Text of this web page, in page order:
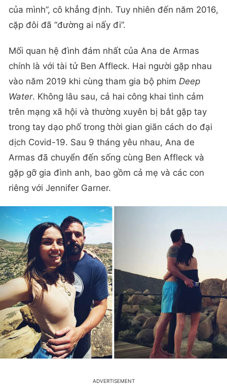
của mình”, cô khẳng định. Tuy nhiên đến năm 2016,
cặp đôi đã “đường ai nấy đi”.
Mối quan hệ đình đám nhất của Ana de Armas
chính là với tài tử Ben Affleck. Hai người gặp nhau
vào năm 2019 khi cùng tham gia bộ phim Deep
Water. Không lâu sau, cả hai công khai tình cảm
trên mạng xã hội và thường xuyên bị bắt gặp tay
trong tay dạo phố trong thời gian giãn cách do đại
dịch Covid-19. Sau 9 tháng yêu nhau, Ana de
Armas đã chuyển đến sống cùng Ben Affleck và
gặp gỡ gia đình anh, bao gồm cả mẹ và các con
riêng với Jennifer Garner.